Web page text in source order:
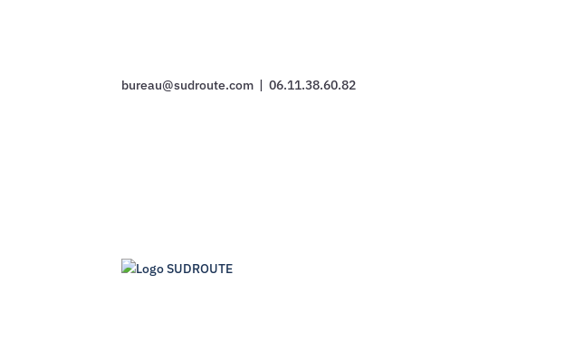
bureau@sudroute.com | 06.11.38.60.82